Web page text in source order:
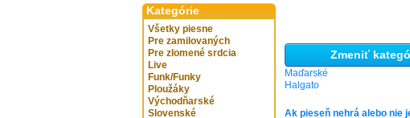
Kategórie
Všetky piesne
Pre zamilovaných
Pre zlomené srdcia
Live
Funk/Funky
Ploužáky
Východňarské
Slovenské
Zmeniť
Maďarské
Halgato
Ak pieseň nehrá alebo nie